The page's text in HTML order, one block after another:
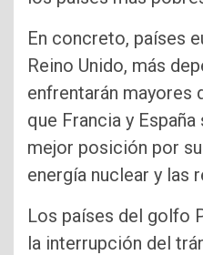
En concreto, países
Reino Unido, más
enfrentarán mayores
que Francia y
mejor posición por
energía nuclear y las
Los países del golfo
la interrupción del